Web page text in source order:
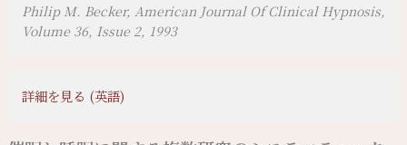
Philip M. Becker, American Journal Of Clinical Hypnosis,
Volume 36, Issue 2, 1993
詳細を見る (英語)